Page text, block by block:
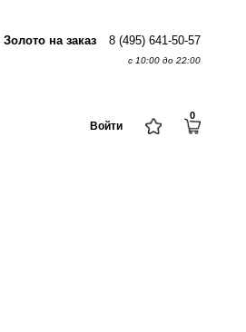
Золото на заказ 8 (495) 641-50-57
с 10:00 до 22:00
Войти
0